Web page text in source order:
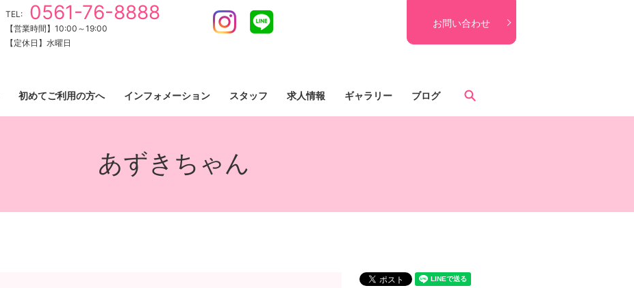
TEL: 0561-76-8888
【営業時間】10:00～19:00
【定休日】水曜日
Instagram お問い合わせ
初めてご利用の方へ インフォメーション スタッフ 求人情報 ギャラリー ブログ
あずきちゃん